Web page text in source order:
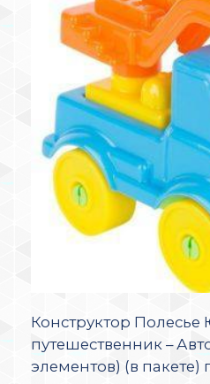
Конструктор
путешественник –
элементов) (в пакете)